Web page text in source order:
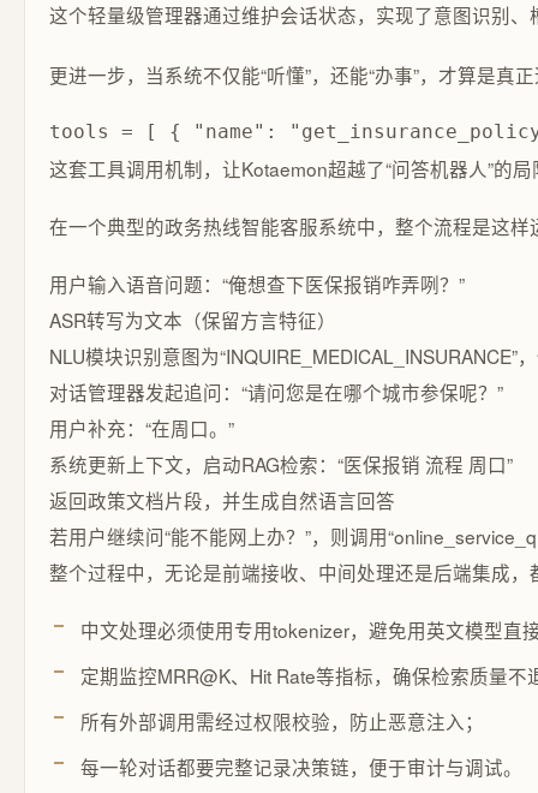
这个轻量级管理器通过维护会话状态，实现了意图识别
更进一步，当系统不仅能“听懂”，还能“办事”，才算是真
tools = [ { "name":
这套工具调用机制，让Kotaemon超越了“问答机器人”的
在一个典型的政务热线智能客服系统中，整个流程是这样
用户输入语音问题：“俺想查下医保报销咋弄咧？”
ASR转写为文本（保留方言特征）
NLU模块识别意图为“INQUIRE_MEDICAL_INSURANCE”
对话管理器发起追问：“请问您是在哪个城市参保呢？”
用户补充：“在周口。”
系统更新上下文，启动RAG检索：“医保报销 流程 周口”
返回政策文档片段，并生成自然语言回答
若用户继续问“能不能网上办？”，则调用
整个过程中，无论是前端接收、中间处理还是后端集成
中文处理必须使用专用tokenizer，避免用英文模型直
定期监控MRR@K、Hit Rate等指标，确保检索质量不
所有外部调用需经过权限校验，防止恶意注入；
每一轮对话都要完整记录决策链，便于审计与调试。